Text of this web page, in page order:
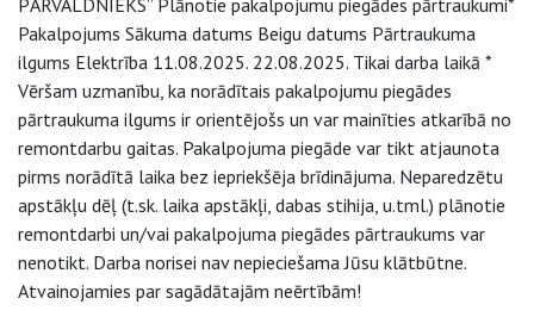
PĀRVALDNIEKS” Plānotie pakalpojumu piegādes pārtraukumi*
Pakalpojums Sākuma datums Beigu datums Pārtraukuma
ilgums Elektrība 11.08.2025. 22.08.2025. Tikai darba laikā *
Vēršam uzmanību, ka norādītais pakalpojumu piegādes
pārtraukuma ilgums ir orientējošs un var mainīties atkarībā no
remontdarbu gaitas. Pakalpojuma piegāde var tikt atjaunota
pirms norādītā laika bez iepriekšēja brīdinājuma. Neparedzētu
apstākļu dēļ (t.sk. laika apstākļi, dabas stihija, u.tml.) plānotie
remontdarbi un/vai pakalpojuma piegādes pārtraukums var
nenotikt. Darba norisei nav nepieciešama Jūsu klātbūtne.
Atvainojamies par sagādātajām neērtībām!